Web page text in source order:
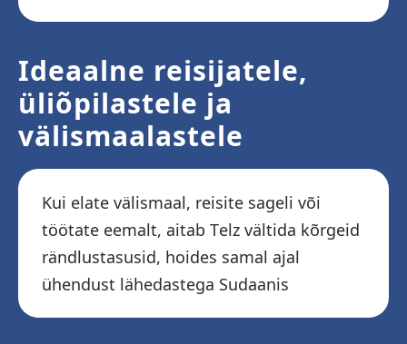
Ideaalne reisijatele,
üliõpilastele ja
välismaalastele
Kui elate välismaal, reisite sageli või
töötate eemalt, aitab Telz vältida kõrgeid
rändlustasusid, hoides samal ajal
ühendust lähedastega Sudaanis